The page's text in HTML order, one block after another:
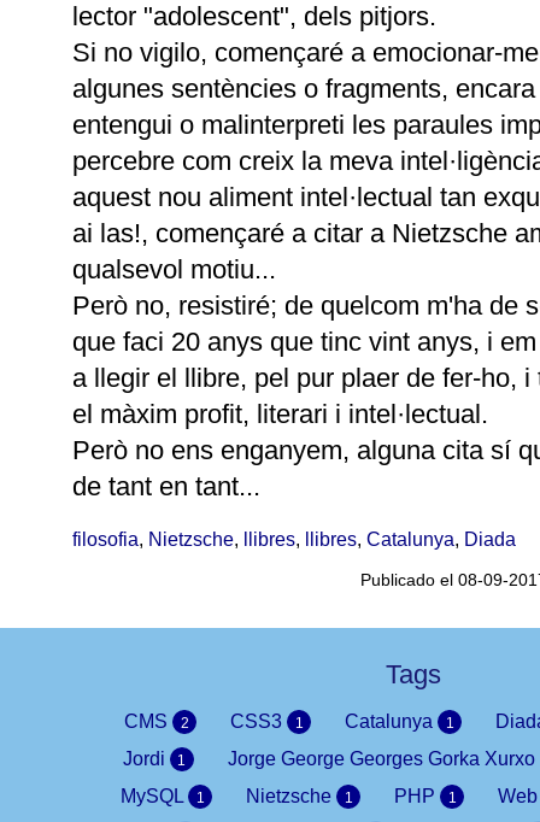
lector "adolescent", dels pitjors.
Si no vigilo, començaré a emocionar-
algunes sentències o fragments,
entengui o malinterpreti les paraules
percebre com creix la meva
aquest nou aliment intel·lectual tan
ai las!, començaré a citar a Nietzsche
qualsevol motiu...
Però no, resistiré; de quelcom m'ha de
que faci 20 anys que tinc vint anys, i
a llegir el llibre, pel pur plaer de fer-ho, i
el màxim profit, literari i intel·lectual.
Però no ens enganyem, alguna cita sí
de tant en tant...
filosofia, Nietzsche, llibres, llibres, Catalunya, Diada
Publicado el 08-09-
Tags
CMS 2 CSS3 1 Catalunya 1
Jordi
1
Jorge George Georges Gorka Xurxo
MySQL
1 Nietzsche 1 PHP 1